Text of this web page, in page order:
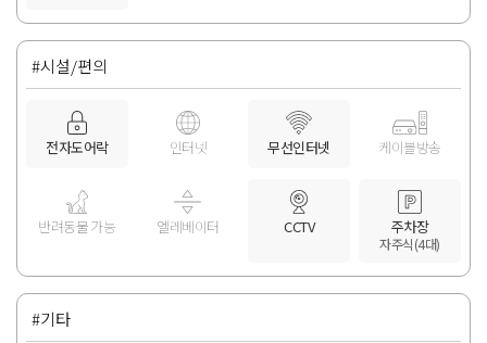
#시설/편의
전자도어락 인터넷 무선인터넷 케이블방송
반려동물 가능 엘레베이터 CCTV 주차장
자주식(4대)
#기타